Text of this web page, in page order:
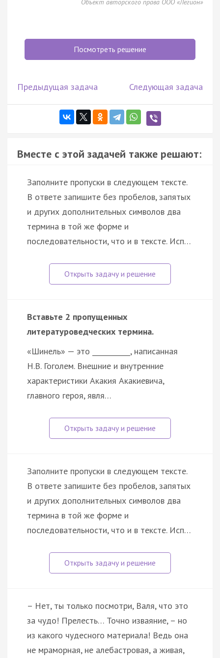
Объект авторского права ООО «Легион»
Посмотреть решение
Предыдущая задача Следующая задача
Вместе с этой задачей также решают:
Заполните пропуски в следующем тексте.
В ответе запишите без пробелов, запятых
и других дополнительных символов два
термина в той же форме и
последовательности, что и в тексте. Исп…
Вставьте 2 пропущенных
литературоведческих термина.
«Шинель» — это ___________, написанная
Н.В. Гоголем. Внешние и внутренние
характеристики Акакия Акакиевича,
главного героя, явля…
Заполните пропуски в следующем тексте.
В ответе запишите без пробелов, запятых
и других дополнительных символов два
термина в той же форме и
последовательности, что и в тексте. Исп…
– Нет, ты только посмотри, Валя, что это
за чудо! Прелесть… Точно изваяние, – но
из какого чудесного материала! Ведь она
не мраморная, не алебастровая, а живая,